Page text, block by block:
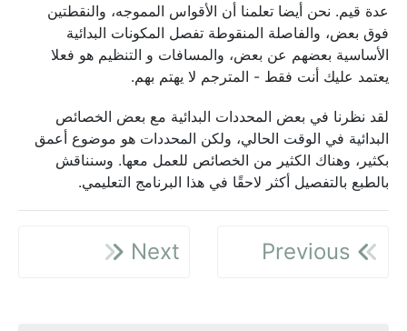
عدة قيم. نحن أيضا تعلمنا أن الأقواس المموجه، والنقطتين
فوق بعض، والفاصلة المنقوطة تفصل المكونات البدائية
الأساسية بعضهم عن بعض، والمسافات و التنظيم هو فعلا
يعتمد عليك أنت فقط - المترجم لا يهتم بهم.
لقد نظرنا في بعض المحددات البدائية مع بعض الخصائص
البدائية في الوقت الحالي، ولكن المحددات هو موضوع أعمق
بكثير، وهناك الكثير من الخصائص للعمل معها. وسنناقش
بالطبع بالتفصيل أكثر لاحقًا في هذا البرنامج التعليمي.
Next